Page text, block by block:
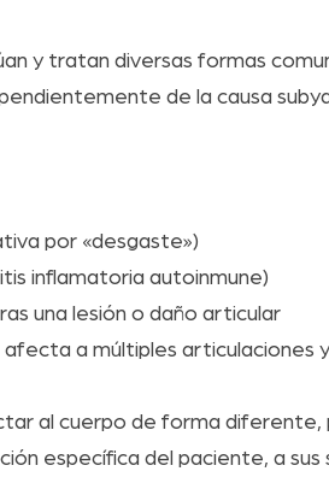
y tratan diversas formas
de la causa
por «desgaste»)
inflamatoria autoinmune)
una lesión o daño articular
a múltiples articulaciones
al cuerpo de forma diferente,
específica del paciente, a sus